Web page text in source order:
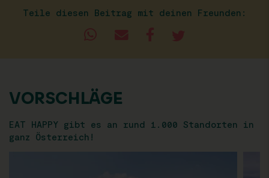
Teile diesen Beitrag mit deinen Freunden:
VORSCHLÄGE
EAT HAPPY gibt es an rund 1.000 Standorten in
ganz Österreich!